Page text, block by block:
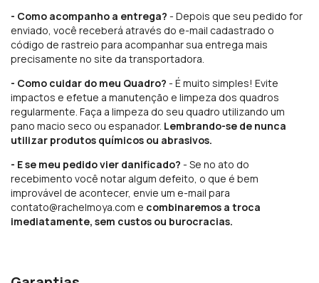
- Como acompanho a entrega? - Depois que seu pedido for
enviado, você receberá através do e-mail cadastrado o
código de rastreio para acompanhar sua entrega mais
precisamente no site da transportadora.
- Como cuidar do meu Quadro? - É muito simples! Evite
impactos e efetue a manutenção e limpeza dos quadros
regularmente. Faça a limpeza do seu quadro utilizando um
pano macio seco ou espanador. Lembrando-se de nunca
utilizar produtos químicos ou abrasivos.
- E se meu pedido vier danificado? - Se no ato do
recebimento você notar algum defeito, o que é bem
improvável de acontecer, envie um e-mail para
contato@rachelmoya.com e combinaremos a troca
imediatamente, sem custos ou burocracias.